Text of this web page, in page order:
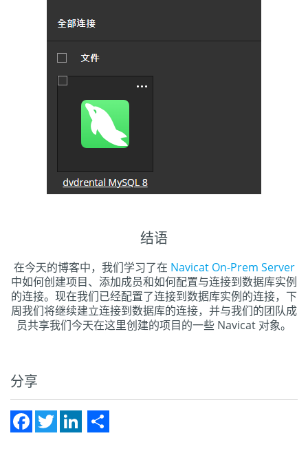
结语
在今天的博客中，我们学习了在 Navicat On-Prem Server
中如何创建项目、添加成员和如何配置与连接到数据库实例
的连接。现在我们已经配置了连接到数据库实例的连接，下
周我们将继续建立连接到数据库的连接，并与我们的团队成
员共享我们今天在这里创建的项目的一些 Navicat 对象。
分享